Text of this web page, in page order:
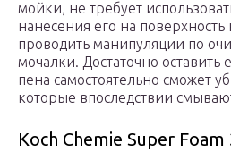
мойки, не требует
нанесения его на поверхность
проводить манипуляции по
мочалки. Достаточно оставить
пена самостоятельно сможет
которые впоследствии
Koch Chemie Super Foam